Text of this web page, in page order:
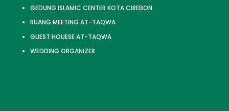
GEDUNG ISLAMIC CENTER KOTA CIREBON
RUANG MEETING AT-TAQWA
GUEST HOUESE AT-TAQWA
WEDDING ORGANIZER